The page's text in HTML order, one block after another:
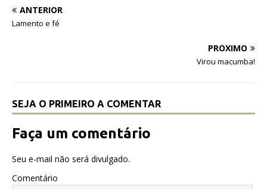
e
b
te
r
ANTERIOR
Lamento e fé
PRÓXIMO
Virou macumba!
SEJA O PRIMEIRO A COMENTAR
Faça um comentário
Seu e-mail não será divulgado.
Comentário